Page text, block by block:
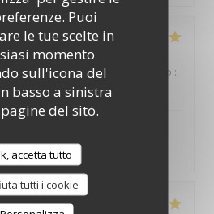
Puoi
le tue scelte in
momento
sull'icona del
basso a sinistra
del sito.
accetta tutto
tutti i cookie
9
: 5 /5 Cucina:5/5 Qualità / Prezzo :
de qualité et une équipe au